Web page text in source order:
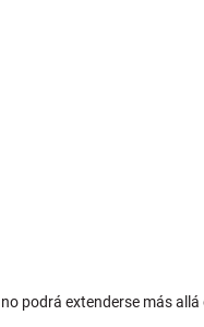
extenderse más